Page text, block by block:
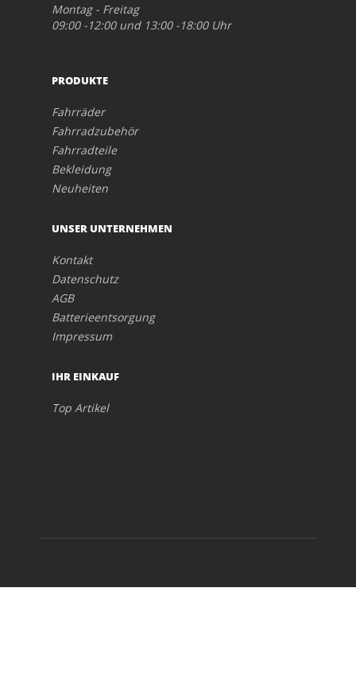
Montag - Freitag
09:00 -12:00 und 13:00 -18:00 Uhr
PRODUKTE
Fahrräder
Fahrradzubehör
Fahrradteile
Bekleidung
Neuheiten
UNSER UNTERNEHMEN
Kontakt
Datenschutz
AGB
Batterieentsorgung
Impressum
IHR EINKAUF
Top Artikel